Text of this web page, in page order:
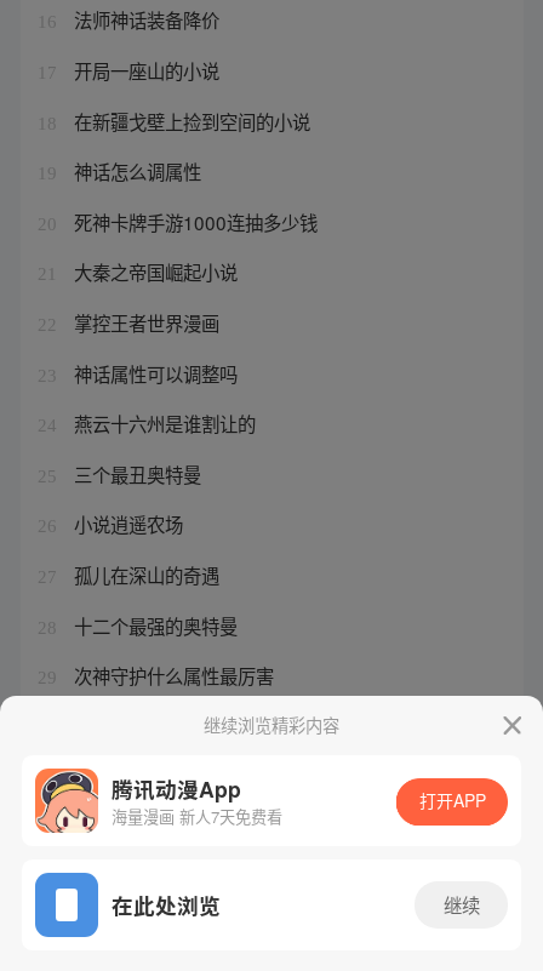
16 法师神话装备降价
17 开局一座山的小说
18 在新疆戈壁上捡到空间的小说
19 神话怎么调属性
20 死神卡牌手游1000连抽多少钱
21 大秦之帝国崛起小说
22 掌控王者世界漫画
23 神话属性可以调整吗
24 燕云十六州是谁割让的
25 三个最丑奥特曼
26 小说逍遥农场
27 孤儿在深山的奇遇
28 十二个最强的奥特曼
29 次神守护什么属性最厉害
燕云十六州相当于现在哪里
继续浏览精彩内容
腾讯动漫App
海量漫画 新人7天免费看
打开APP
在此处浏览 继续
网站备案/许可证号：粤B2-20090059-5
Copyright©1998 - 2026 Tencent. All Rights Reserved